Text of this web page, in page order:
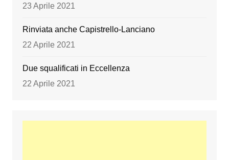
23 Aprile 2021
Rinviata anche Capistrello-Lanciano
22 Aprile 2021
Due squalificati in Eccellenza
22 Aprile 2021